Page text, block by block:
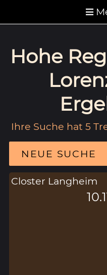
Hohe
Ihre Suche hat 5
NEUE SUCHE
Closter Langheim